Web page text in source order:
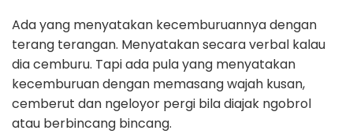
Ada yang menyatakan kecemburuannya dengan
terang terangan. Menyatakan secara verbal kalau
dia cemburu. Tapi ada pula yang menyatakan
kecemburuan dengan memasang wajah kusan,
cemberut dan ngeloyor pergi bila diajak ngobrol
atau berbincang bincang.